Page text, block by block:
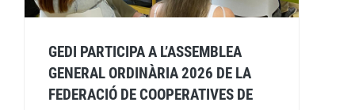
GEDI PARTICIPA A L’ASSEMBLEA
GENERAL ORDINÀRIA 2026 DE LA
FEDERACIÓ DE COOPERATIVES DE